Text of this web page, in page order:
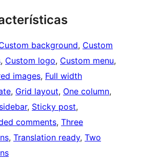
background, Custom
, Custom logo, Custom menu
images, Full width
, Grid layout, One column
, Sticky post
comments, Three
, Translation ready, Two